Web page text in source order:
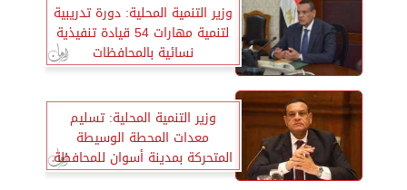
وزير التنمية المحلية: دورة تدريبية
لتنمية مهارات 54 قيادة تنفيذية
نسائية بالمحافظات
وزير التنمية المحلية: تسليم
معدات المحطة الوسيطة
المتحركة بمدينة أسوان للمحافظة
بتكلفة 7.5 مليون جنيه